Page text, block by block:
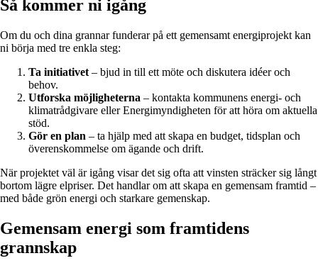
Så kommer ni igång
Om du och dina grannar funderar på ett gemensamt energiprojekt kan
ni börja med tre enkla steg:
Ta initiativet – bjud in till ett möte och diskutera idéer och
behov.
Utforska möjligheterna – kontakta kommunens energi- och
klimatrådgivare eller Energimyndigheten för att höra om aktuella
stöd.
Gör en plan – ta hjälp med att skapa en budget, tidsplan och
överenskommelse om ägande och drift.
När projektet väl är igång visar det sig ofta att vinsten sträcker sig långt
bortom lägre elpriser. Det handlar om att skapa en gemensam framtid –
med både grön energi och starkare gemenskap.
Gemensam energi som framtidens
grannskap